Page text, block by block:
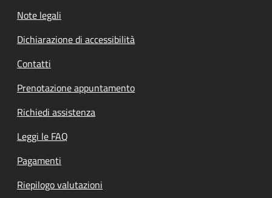
Note legali
Dichiarazione di accessibilità
Contatti
Prenotazione appuntamento
Richiedi assistenza
Leggi le FAQ
Pagamenti
Riepilogo valutazioni